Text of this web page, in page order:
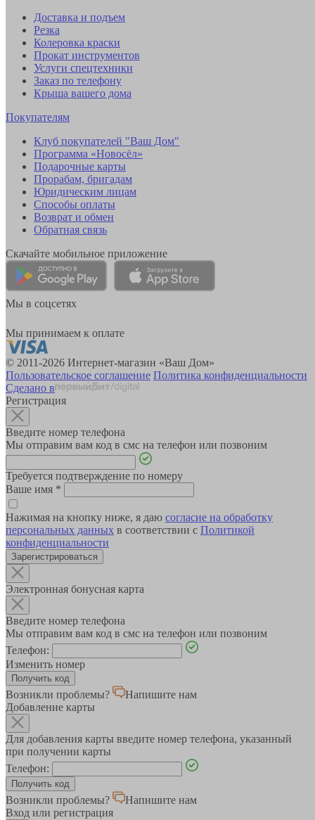
Доставка и подъем
Резка
Колеровка краски
Прокат инструментов
Услуги спецтехники
Заказ по телефону
Крыша вашего дома
Покупателям
Клуб покупателей "Ваш Дом"
Программа «Новосёл»
Подарочные карты
Прорабам, бригадам
Юридическим лицам
Способы оплаты
Возврат и обмен
Обратная связь
Скачайте мобильное приложение
Мы в соцсетях
Мы принимаем к оплате
© 2011-2026 Интернет-магазин «Ваш Дом»
Пользовательское соглашение Политика конфиденциальности
Сделано в
Регистрация
Введите номер телефона
Мы отправим вам код в смс на телефон или позвоним
Требуется подтверждение по номеру
Ваше имя *
Нажимая на кнопку ниже, я даю согласие на обработку
персональных данных в соответствии с Политикой
конфиденциальности
Зарегистрироваться
Электронная бонусная карта
Введите номер телефона
Мы отправим вам код в смс на телефон или позвоним
Телефон:
Изменить номер
Возникли проблемы?
Напишите нам
Добавление карты
Для добавления карты введите номер телефона, указанный
при получении карты
Телефон:
Возникли проблемы?
Напишите нам
Вход или регистрация